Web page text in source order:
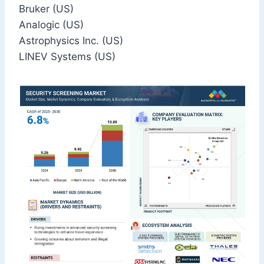
Bruker (US)
Analogic (US)
Astrophysics Inc. (US)
LINEV Systems (US)